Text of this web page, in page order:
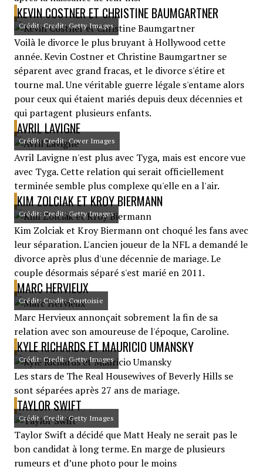
KEVIN COSTNER ET CHRISTINE BAUMGARTNER
Crédit: Credit: Getty Images
Voilà le divorce le plus bruyant à Hollywood cette
année. Kevin Costner et Christine Baumgartner se
séparent avec grand fracas, et le divorce s'étire et
tourne mal. Une véritable guerre légale s'entame alors
pour ceux qui étaient mariés depuis deux décennies et
qui partagent plusieurs enfants.
AVRIL LAVIGNE
Crédit: Credit: Cover Images
Avril Lavigne n'est plus avec Tyga, mais est encore vue
avec Tyga. Cette relation qui serait officiellement
terminée semble plus complexe qu'elle en a l'air.
KIM ZOLCIAK ET KROY BIERMANN
Crédit: Credit: Getty Images
Kim Zolciak et Kroy Biermann ont choqué les fans avec
leur séparation. L'ancien joueur de la NFL a demandé le
divorce après plus d'une décennie de mariage. Le
couple désormais séparé s'est marié en 2011.
MARC HERVIEUX
Crédit: Credit: Courtoisie
Marc Hervieux annonçait sobrement la fin de sa
relation avec son amoureuse de l'époque, Caroline.
KYLE RICHARDS ET MAURICIO UMANSKY
Crédit: Credit: Getty Images
Les stars de The Real Housewives of Beverly Hills se
sont séparées après 27 ans de mariage.
TAYLOR SWIFT
Crédit: Credit: Getty Images
Taylor Swift a décidé que Matt Healy ne serait pas le
bon candidat à long terme. En marge de plusieurs
rumeurs et d’une photo pour le moins